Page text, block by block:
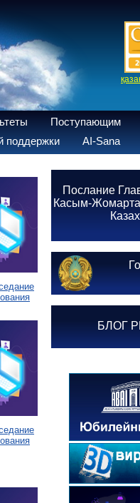
Поступающим
поддержки AI-Sana
Послание
Касым-
БЛОГ